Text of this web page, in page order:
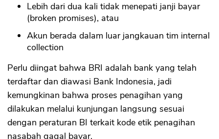
Lebih dari dua kali tidak menepati janji bayar
(broken promises), atau
Akun berada dalam luar jangkauan tim internal
collection
Perlu diingat bahwa BRI adalah bank yang telah
terdaftar dan diawasi Bank Indonesia, jadi
kemungkinan bahwa proses penagihan yang
dilakukan melalui kunjungan langsung sesuai
dengan peraturan BI terkait kode etik penagihan
nasabah gagal bayar.
CANCEL